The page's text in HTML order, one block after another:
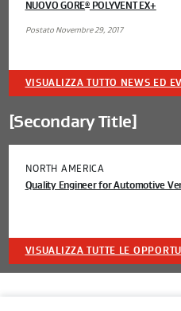
NUOVO GORE®POLYVENT EX+
Postato Novembre 29, 2017
VISUALIZZA TUTTO NEWS ED
[Secondary Title]
NORTH AMERICA
Quality Engineer for Automotive
VISUALIZZA TUTTE LE